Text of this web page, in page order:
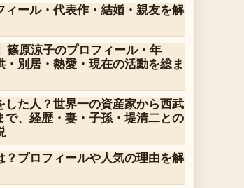
ィール・代表作・結婚・親友を解
篠原涼子のプロフィール・年
・別居・熱愛・現在の活動を総ま
した人？世界一の資産家から西武
で、経歴・妻・子孫・堤清二との
？プロフィールや人気の理由を解